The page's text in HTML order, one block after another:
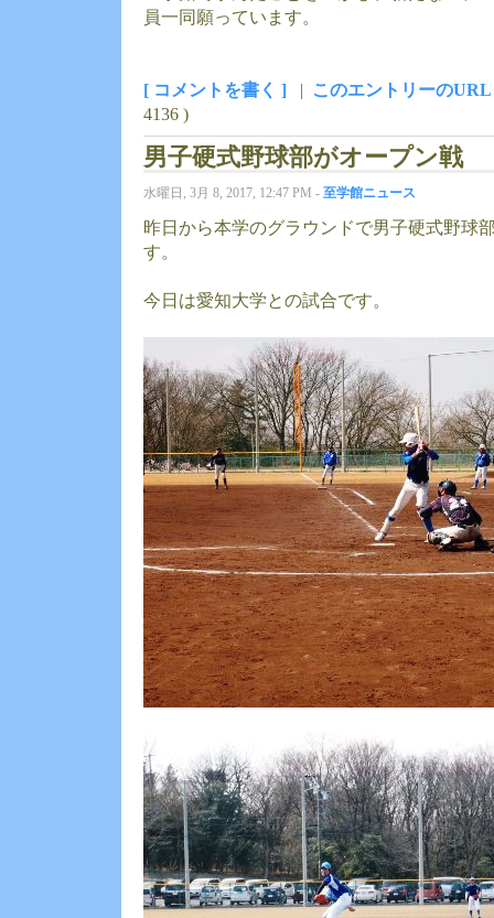
員一同願っています。
[ コメントを書く ] | このエントリーのURL
4136 )
男子硬式野球部がオープン戦
水曜日, 3月 8, 2017, 12:47 PM - 至学館ニュース
昨日から本学のグラウンドで男子硬式野球
す。
今日は愛知大学との試合です。